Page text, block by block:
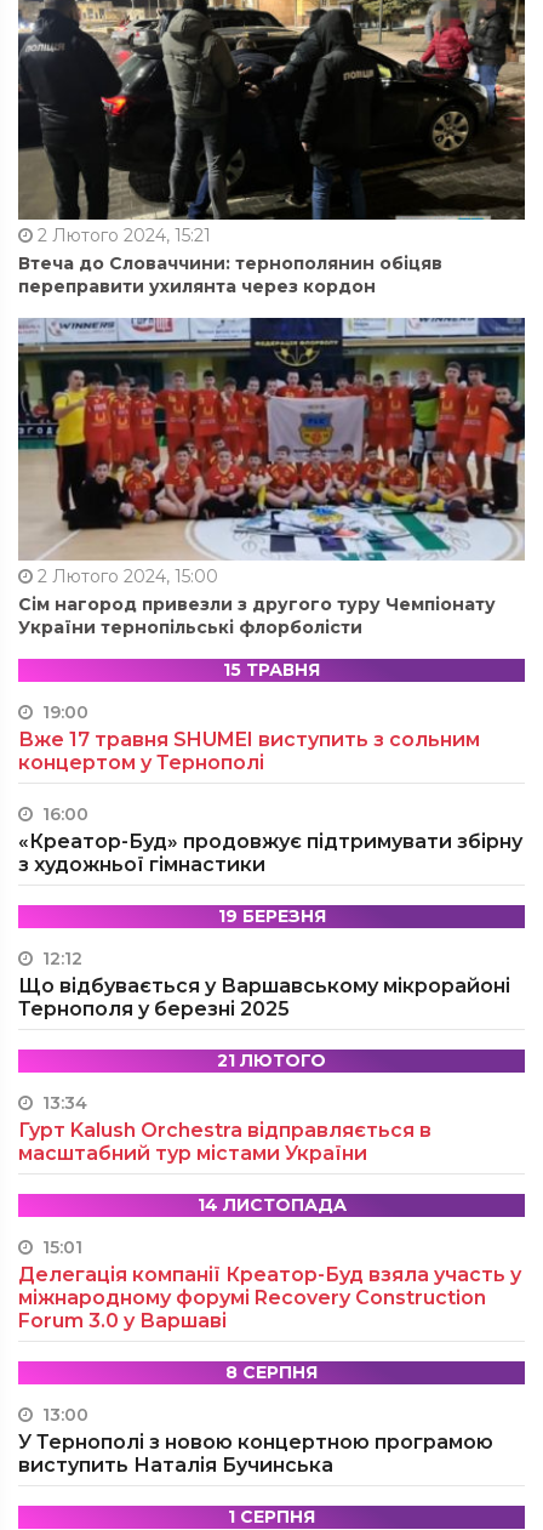
2 Лютого 2024, 15:21
Втеча до Словаччини: тернополянин обіцяв
переправити ухилянта через кордон
2 Лютого 2024, 15:00
Сім нагород привезли з другого туру Чемпіонату
України тернопільські флорболісти
15 ТРАВНЯ
19:00
Вже 17 травня SHUMEI виступить з сольним
концертом у Тернополі
16:00
«Креатор-Буд» продовжує підтримувати збірну
з художньої гімнастики
19 БЕРЕЗНЯ
12:12
Що відбувається у Варшавському мікрорайоні
Тернополя у березні 2025
21 ЛЮТОГО
13:34
Гурт Kalush Orchestra відправляється в
масштабний тур містами України
14 ЛИСТОПАДА
15:01
Делегація компанії Креатор-Буд взяла участь у
міжнародному форумі Recovery Construction
Forum 3.0 у Варшаві
8 СЕРПНЯ
13:00
У Тернополі з новою концертною програмою
виступить Наталія Бучинська
1 СЕРПНЯ